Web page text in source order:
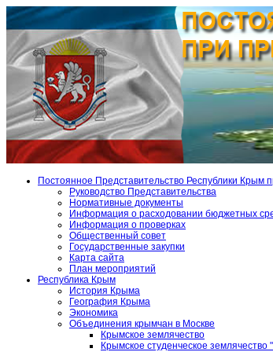
Постоянное Представительство Республики Крым
Руководство Представительства
Нормативные документы
Информация о расходовании бюджетных
Информация о проверках
Общественный совет
Государственные закупки
Карта сайта
План мероприятий
Республика Крым
История Крыма
География Крыма
Экономика
Объединения крымчан в Москве
Крымское землячество
Крымское студенческое землячество